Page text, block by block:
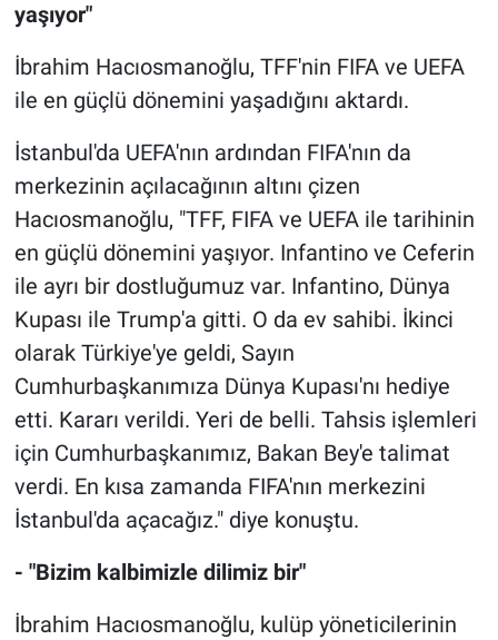
yaşıyor"
İbrahim Hacıosmanoğlu, TFF'nin FIFA ve UEFA
ile en güçlü dönemini yaşadığını aktardı.
İstanbul'da UEFA'nın ardından FIFA'nın da
merkezinin açılacağının altını çizen
Hacıosmanoğlu, "TFF, FIFA ve UEFA ile tarihinin
en güçlü dönemini yaşıyor. Infantino ve Ceferin
ile ayrı bir dostluğumuz var. Infantino, Dünya
Kupası ile Trump'a gitti. O da ev sahibi. İkinci
olarak Türkiye'ye geldi, Sayın
Cumhurbaşkanımıza Dünya Kupası'nı hediye
etti. Kararı verildi. Yeri de belli. Tahsis işlemleri
için Cumhurbaşkanımız, Bakan Bey'e talimat
verdi. En kısa zamanda FIFA'nın merkezini
İstanbul'da açacağız." diye konuştu.
- "Bizim kalbimizle dilimiz bir"
İbrahim Hacıosmanoğlu, kulüp yöneticilerinin